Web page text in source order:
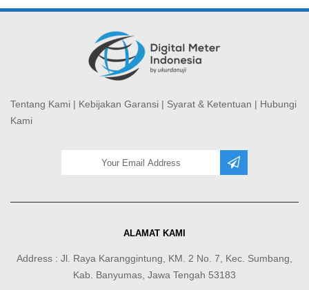
Tentang Kami | Kebijakan Garansi | Syarat & Ketentuan | Hubungi
Kami
ALAMAT KAMI
Address : Jl. Raya Karanggintung, KM. 2 No. 7, Kec. Sumbang,
Kab. Banyumas, Jawa Tengah 53183